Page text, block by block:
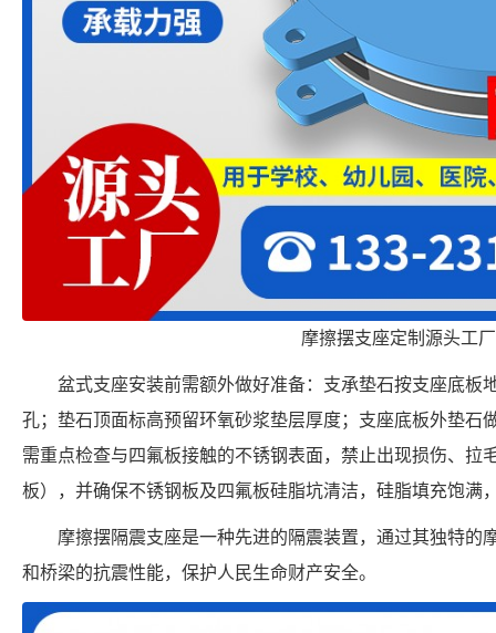
摩擦摆支座定制源头工厂
盆式支座安装前需额外做好准备：支承垫石按支座底板
孔；垫石顶面标高预留环氧砂浆垫层厚度；支座底板外垫石
需重点检查与四氟板接触的不锈钢表面，禁止出现损伤、拉
板），并确保不锈钢板及四氟板硅脂坑清洁，硅脂填充饱满
摩擦摆隔震支座是一种先进的隔震装置，通过其独特的
和桥梁的抗震性能，保护人民生命财产安全。